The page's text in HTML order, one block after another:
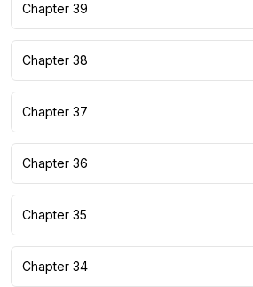
Chapter 39
Chapter 38
Chapter 37
Chapter 36
Chapter 35
Chapter 34